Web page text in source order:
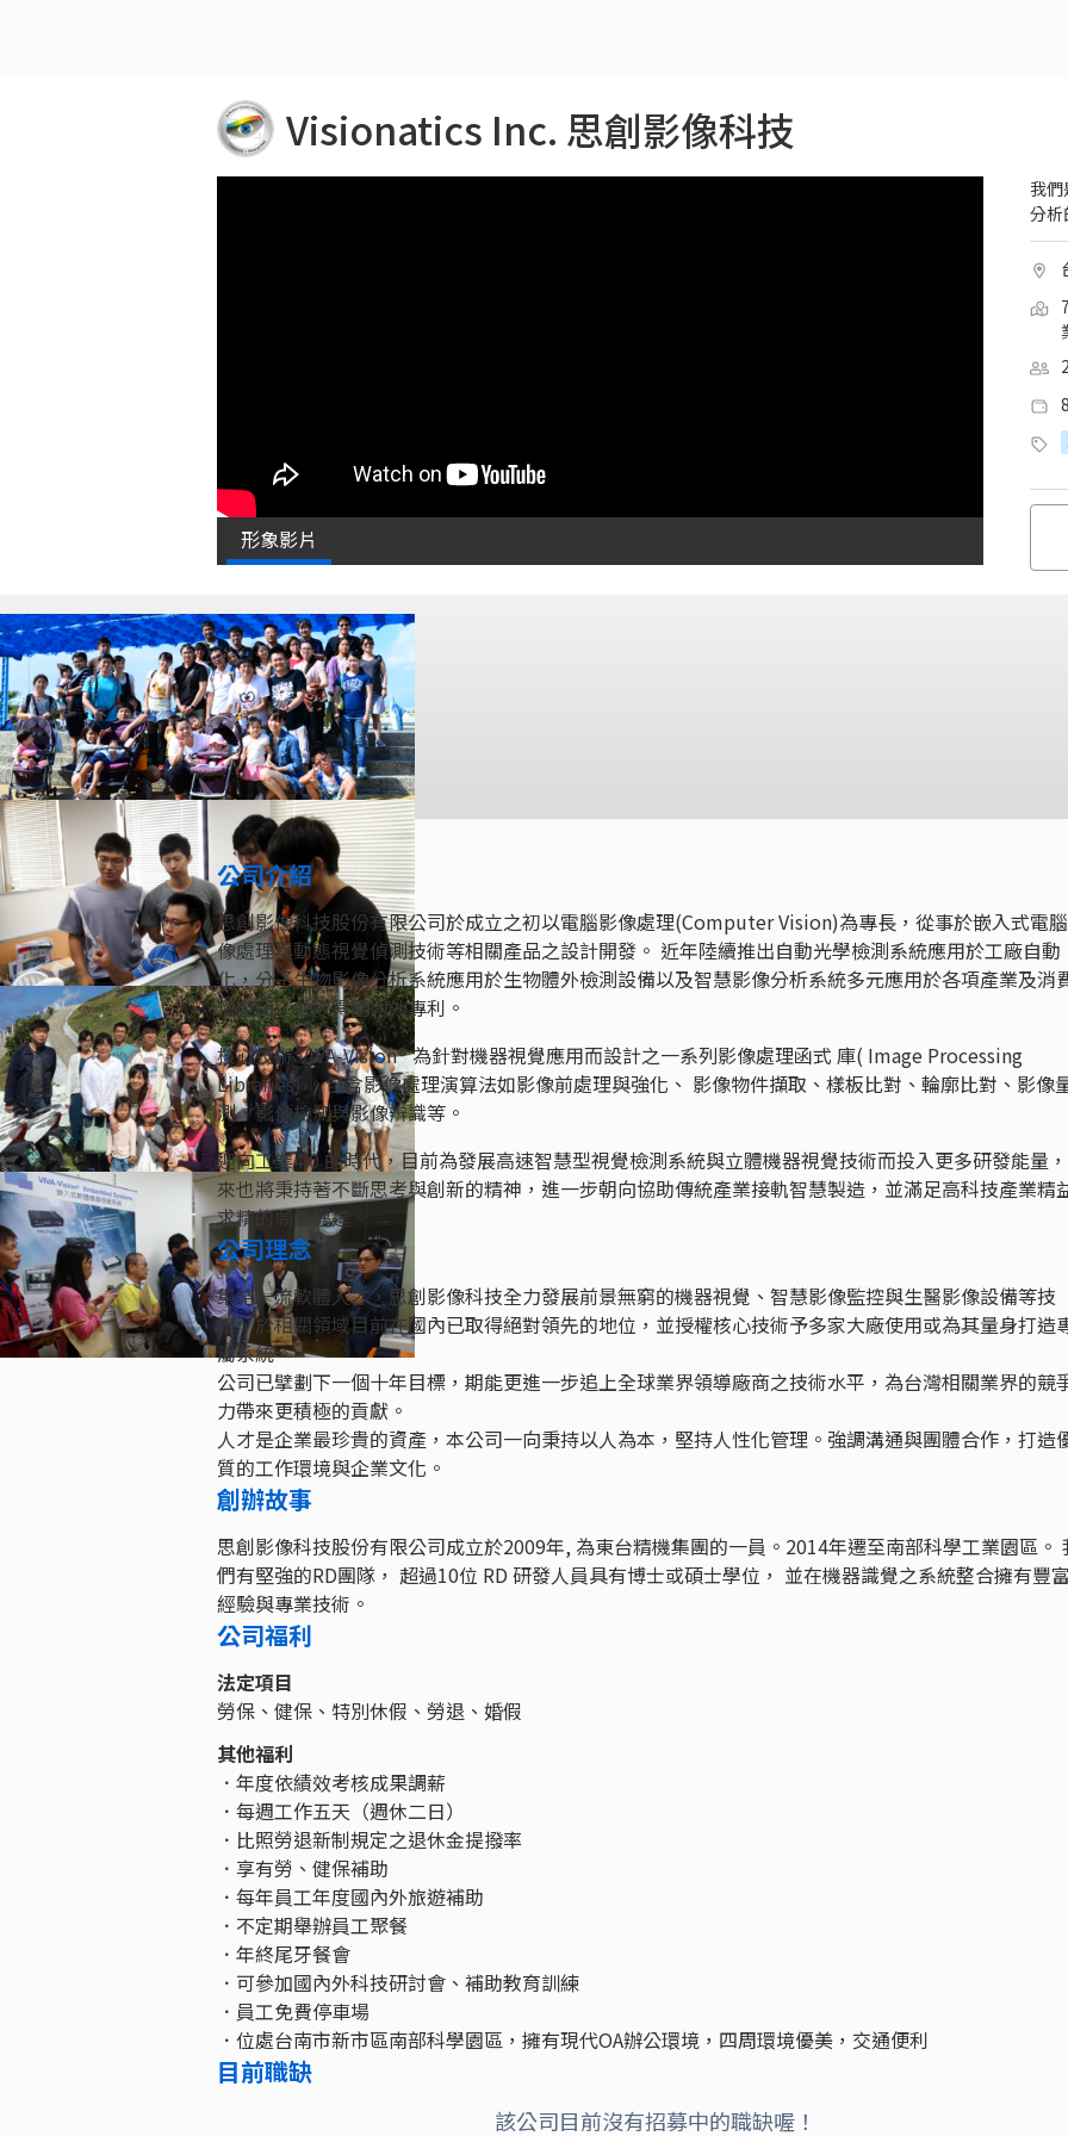
Visionatics Inc. 思創影像科技
形象影片
我們
分析
公司介紹
思創影像科技股份有限公司於成立之初以電腦影像處理(Computer Vision)為專長，從事於嵌入式電
像處理與動態視覺偵測技術等相關產品之設計開發。 近年陸續推出自動光學檢測系統應用於工廠自動
化，分子生物影像分析系統應用於生物體外檢測設備以及智慧影像分析系統多元應用於各項產業及消
性產品，並取得國內外專利。
核心技術 VIVA-Vision® 為針對機器視覺應用而設計之一系列影像處理函式 庫( Image Processing
Libraries) 。包含影像處理演算法如影像前處理與強化、 影像物件擷取、樣板比對、輪廓比對、影像
測、影像檢測與影像辨識等。
迎向工業4.0 的時代，目前為發展高速智慧型視覺檢測系統與立體機器視覺技術而投入更多研發能量
來也將秉持著不斷思考與創新的精神，進一步朝向協助傳統產業接軌智慧製造，並滿足高科技產業精
求精的願景邁進。
公司理念
集結一流軟體人才，思創影像科技全力發展前景無窮的機器視覺、智慧影像監控與生醫影像設備等技
術，於相關領域目前在國內已取得絕對領先的地位，並授權核心技術予多家大廠使用或為其量身打造
屬系統。
公司已擘劃下一個十年目標，期能更進一步追上全球業界領導廠商之技術水平，為台灣相關業界的競
力帶來更積極的貢獻。
人才是企業最珍貴的資產，本公司一向秉持以人為本，堅持人性化管理。強調溝通與團體合作，打造
質的工作環境與企業文化。
創辦故事
思創影像科技股份有限公司成立於2009年, 為東台精機集團的一員。2014年遷至南部科學工業園區。
們有堅強的RD團隊， 超過10位 RD 研發人員具有博士或碩士學位， 並在機器識覺之系統整合擁有豐
經驗與專業技術。
公司福利
法定項目
勞保、健保、特別休假、勞退、婚假
其他福利
．年度依績效考核成果調薪
．每週工作五天（週休二日）
．比照勞退新制規定之退休金提撥率
．享有勞、健保補助
．每年員工年度國內外旅遊補助
．不定期舉辦員工聚餐
．年終尾牙餐會
．可參加國內外科技研討會、補助教育訓練
．員工免費停車場
．位處台南市新市區南部科學園區，擁有現代OA辦公環境，四周環境優美，交通便利
目前職缺
該公司目前沒有招募中的職缺喔！